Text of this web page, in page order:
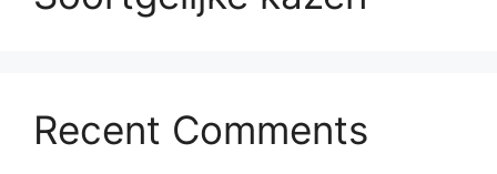
Recent Comments